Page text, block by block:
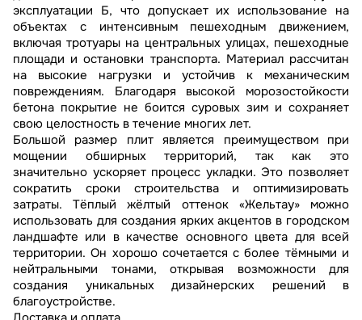
эксплуатации Б, что допускает их использование на
объектах с интенсивным пешеходным движением,
включая тротуары на центральных улицах, пешеходные
площади и остановки транспорта. Материал рассчитан
на высокие нагрузки и устойчив к механическим
повреждениям. Благодаря высокой морозостойкости
бетона покрытие не боится суровых зим и сохраняет
свою целостность в течение многих лет.
Большой размер плит является преимуществом при
мощении обширных территорий, так как это
значительно ускоряет процесс укладки. Это позволяет
сократить сроки строительства и оптимизировать
затраты. Тёплый жёлтый оттенок «Жельтау» можно
использовать для создания ярких акцентов в городском
ландшафте или в качестве основного цвета для всей
территории. Он хорошо сочетается с более тёмными и
нейтральными тонами, открывая возможности для
создания уникальных дизайнерских решений в
благоустройстве.